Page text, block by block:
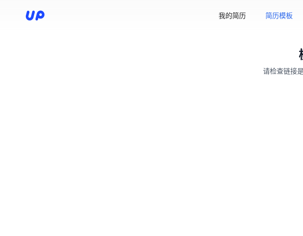
我的简历 简历模板
请检查链接